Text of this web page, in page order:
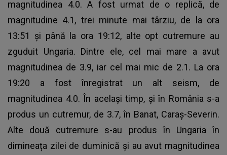
magnitudinea 4.0. A fost urmat de o replică, de
magnitudine 4.1, trei minute mai târziu, de la ora
13:51 și până la ora 19:12, alte opt cutremure au
zguduit Ungaria. Dintre ele, cel mai mare a avut
magnitudinea de 3.9, iar cel mai mic de 2.1. La ora
19:20 a fost înregistrat un alt seism, de
magnitudinea 4.0. În același timp, și în România s-a
produs un cutremur, de 3.7, în Banat, Caraș-Severin.
Alte două cutremure s-au produs în Ungaria în
dimineața zilei de duminică și au avut magnitudinea